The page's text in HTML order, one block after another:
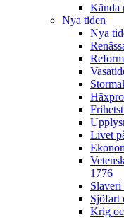
Kända
Nya tiden
Nya
Livet
1776
Slaveri
Sjöfart
Krig